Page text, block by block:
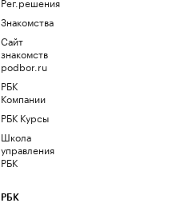
Знакомства
Сайт
знакомств
podbor.ru
РБК
Компании
РБК Курсы
Школа
управления
РБК
РБК